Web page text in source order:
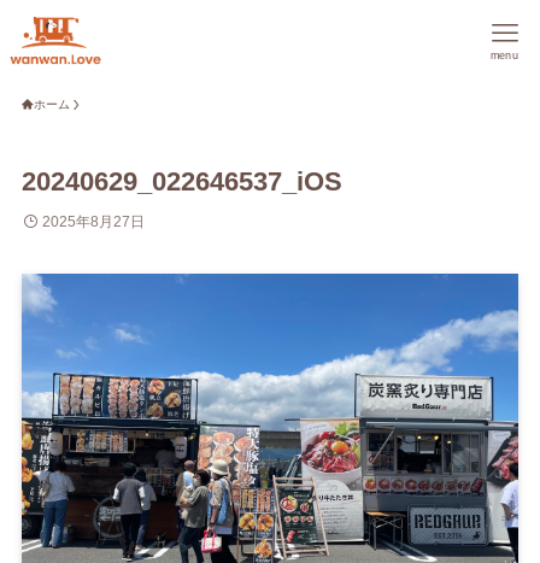
menu
ホーム
20240629_022646537_iOS
2025年8月27日